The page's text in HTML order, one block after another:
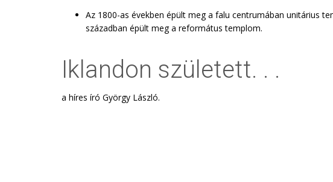
Az 1800-as években épült meg a falu centrumában unitárius
században épült meg a református templom.
Iklandon született. . .
a híres író György László.